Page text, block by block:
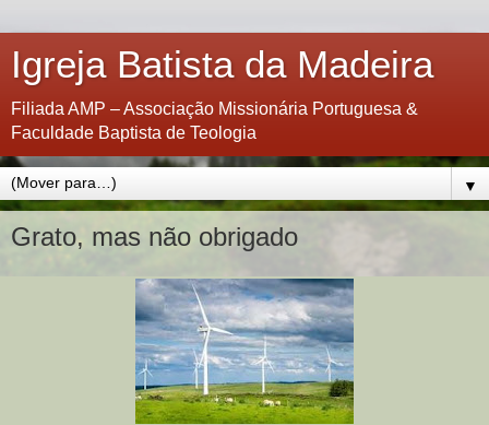
Igreja Batista da Madeira
Filiada AMP – Associação Missionária Portuguesa &
Faculdade Baptista de Teologia
▼
Grato, mas não obrigado